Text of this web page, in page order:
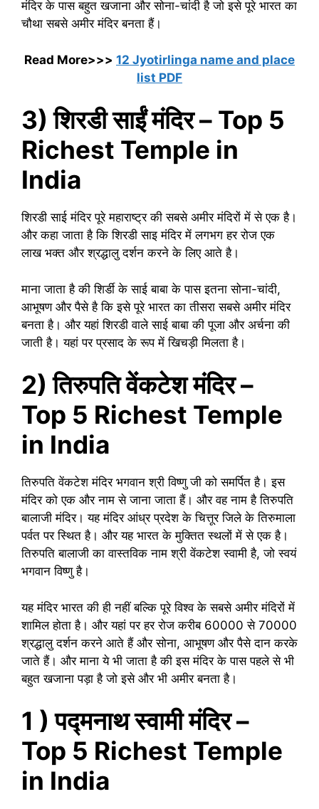
मंदिर के पास बहुत खजाना और सोना-चांदी है जो इसे पूरे भारत का
चौथा सबसे अमीर मंदिर बनता हैं।
Read More>>> 12 Jyotirlinga name and place
list PDF
3) शिरडी साईं मंदिर – Top 5
Richest Temple in
India
शिरडी साई मंदिर पूरे महाराष्ट्र की सबसे अमीर मंदिरों में से एक है।
और कहा जाता है कि शिरडी साइ मंदिर में लगभग हर रोज एक
लाख भक्त और श्रद्धालु दर्शन करने के लिए आते है।
माना जाता है की शिर्डी के साई बाबा के पास इतना सोना-चांदी,
आभूषण और पैसे है कि इसे पूरे भारत का तीसरा सबसे अमीर मंदिर
बनता है। और यहां शिरडी वाले साई बाबा की पूजा और अर्चना की
जाती है। यहां पर प्रसाद के रूप में खिचड़ी मिलता है।
2) तिरुपति वेंकटेश मंदिर –
Top 5 Richest Temple
in India
तिरुपति वेंकटेश मंदिर भगवान श्री विष्णु जी को समर्पित है। इस
मंदिर को एक और नाम से जाना जाता हैं। और वह नाम है तिरुपति
बालाजी मंदिर। यह मंदिर आंध्र प्रदेश के चित्तूर जिले के तिरुमाला
पर्वत पर स्थित है। और यह भारत के मुक्तित स्थलों में से एक है।
तिरुपति बालाजी का वास्तविक नाम श्री वेंकटेश स्वामी है, जो स्वयं
भगवान विष्णु है।
यह मंदिर भारत की ही नहीं बल्कि पूरे विश्व के सबसे अमीर मंदिरों में
शामिल होता है। और यहां पर हर रोज करीब 60000 से 70000
श्रद्धालु दर्शन करने आते हैं और सोना, आभूषण और पैसे दान करके
जाते हैं। और माना ये भी जाता है की इस मंदिर के पास पहले से भी
बहुत खजाना पड़ा है जो इसे और भी अमीर बनता है।
1 ) पद्मनाथ स्वामी मंदिर –
Top 5 Richest Temple
in India